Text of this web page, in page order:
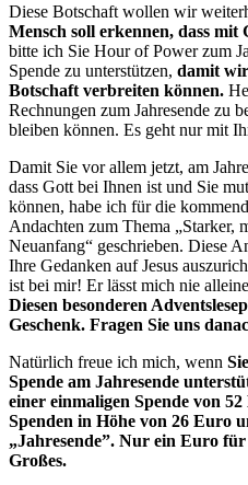
Diese Botschaft wollen wir
Mensch soll erkennen, dass mit
bitte ich Sie Hour of Power zum
Spende zu unterstützen, damit
Botschaft verbreiten können.
Rechnungen zum Jahresende zu
bleiben können. Es geht nur mit
Damit Sie vor allem jetzt, am
dass Gott bei Ihnen ist und Sie
können, habe ich für die
Andachten zum Thema „Starker,
Neuanfang“ geschrieben. Diese
Ihre Gedanken auf Jesus
ist bei mir! Er lässt mich nie
Diesen besonderen
Geschenk. Fragen Sie uns
Natürlich freue ich mich, wenn Sie
Spende am Jahresende
einer einmaligen Spende von
Spenden in Höhe von 26 Euro
„Jahresende”. Nur ein Euro
Großes.